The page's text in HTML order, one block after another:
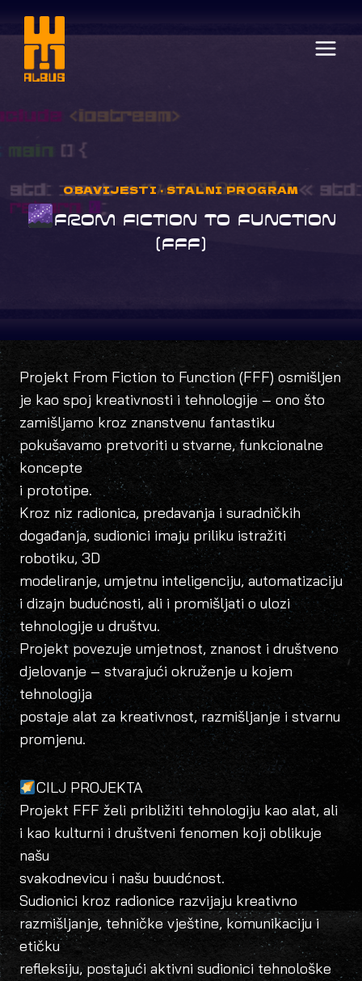
to
content
OBAVIJESTI·STALNI PROGRAM
FROM FICTION TO FUNCTION
(FFF)
Projekt From Fiction to Function (FFF) osmišljen
je kao spoj kreativnosti i tehnologije – ono što
zamišljamo kroz znanstvenu fantastiku
pokušavamo pretvoriti u stvarne, funkcionalne
koncepte
i prototipe.
Kroz niz radionica, predavanja i suradničkih
događanja, sudionici imaju priliku istražiti
robotiku, 3D
modeliranje, umjetnu inteligenciju, automatizaciju
i dizajn budućnosti, ali i promišljati o ulozi
tehnologije u društvu.
Projekt povezuje umjetnost, znanost i društveno
djelovanje – stvarajući okruženje u kojem
tehnologija
postaje alat za kreativnost, razmišljanje i stvarnu
promjenu.
CILJ PROJEKTA
Projekt FFF želi približiti tehnologiju kao alat, ali
i kao kulturni i društveni fenomen koji oblikuje
našu
svakodnevicu i našu buudćnost.
Sudionici kroz radionice razvijaju kreativno
razmišljanje, tehničke vještine, komunikaciju i
etičku
refleksiju, postajući aktivni sudionici tehnološke